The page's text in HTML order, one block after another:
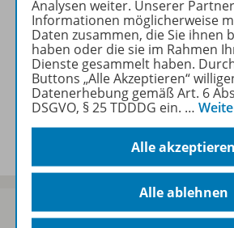
Inhaltsverzeichnis
Benachrichtigungs-
Analysen weiter. Unserer
Informationen möglicherweise
Daten zusammen, die Sie ihnen
haben oder die sie im Rahmen
Dienste gesammelt haben.
Buttons „Alle Akzeptieren“
Datenerhebung gemäß Art. 6
DSGVO, § 25 TDDDG ein. …
Alle akzeptieren
Alle ablehnen